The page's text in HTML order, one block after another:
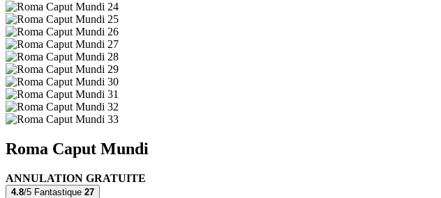
Roma Caput Mundi
ANNULATION GRATUITE
4.8/5 Fantastique 27